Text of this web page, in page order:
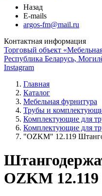
Назад
E-mails
argos-fm@mail.ru
Контактная информация
Торговый объект
Республика Беларусь,
Instagram
Главная
Каталог
Мебельная фурнитура
Трубы и
Комплектующие для
Комплектующие для
"OZKM" 12.119
OZKM 12.119